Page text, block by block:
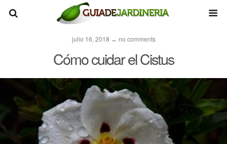
julio 16, 2018 ↔ no comments
Cómo cuidar el Cistus